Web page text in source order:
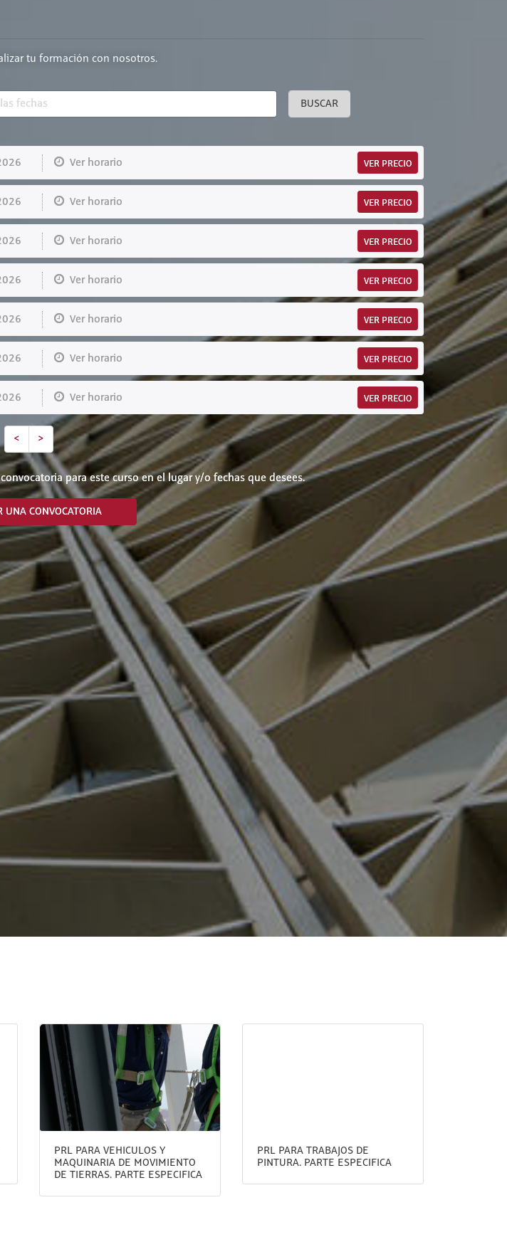
tu formación con nosotros.
BUSCAR
Ver horario VER PRECIO
Ver horario VER PRECIO
Ver horario VER PRECIO
Ver horario VER PRECIO
Ver horario VER PRECIO
Ver horario VER PRECIO
Ver horario VER PRECIO
< >
para este curso en el lugar y/o fechas que desees.
UNA CONVOCATORIA
PRL PARA VEHICULOS Y
MAQUINARIA DE MOVIMIENTO
DE TIERRAS. PARTE ESPECIFICA
PRL PARA TRABAJOS DE
PINTURA. PARTE ESPECIFICA